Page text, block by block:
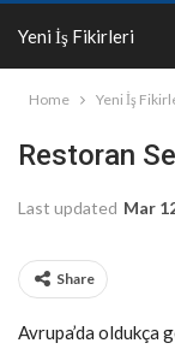
Yeni İş Fikirleri
Home Yeni İş
Restoran
Last updated Mar
Share
Avrupa’da oldukça